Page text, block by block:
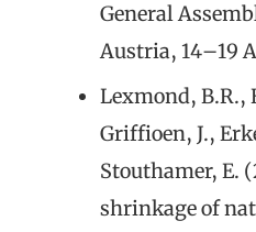
General
Austria, 14–19
Lexmond, B.R.,
Griffioen, J.,
Stouthamer, E.
shrinkage of